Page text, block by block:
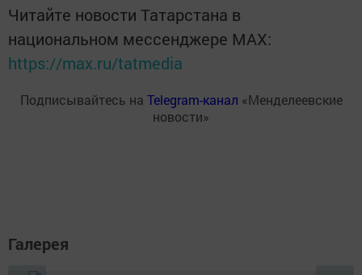
Читайте новости Татарстана в
национальном мессенджере MАХ:
https://max.ru/tatmedia
Подписывайтесь на Telegram-канал «Менделеевские
новости»
Галерея